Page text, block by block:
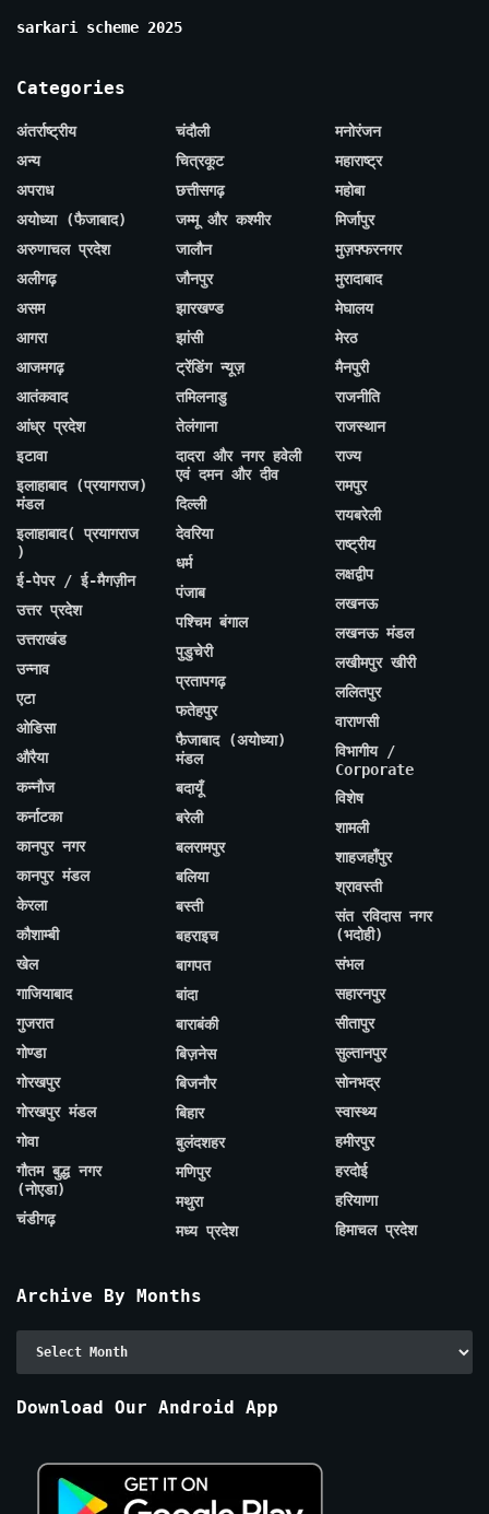
sarkari scheme 2025
Categories
अंतर्राष्ट्रीय
अन्य
अपराध
अयोध्या (फैजाबाद)
अरुणाचल प्रदेश
अलीगढ़
असम
आगरा
आजमगढ़
आतंकवाद
आंध्र प्रदेश
इटावा
इलाहाबाद (प्रयागराज)
मंडल
इलाहाबाद( प्रयागराज
)
ई-पेपर / ई-मैगज़ीन
उत्तर प्रदेश
उत्तराखंड
उन्नाव
एटा
ओडिसा
औरैया
कन्नौज
कर्नाटका
कानपुर नगर
कानपुर मंडल
केरला
कौशाम्बी
खेल
गाजियाबाद
गुजरात
गोण्डा
गोरखपुर
गोरखपुर मंडल
गोवा
गौतम बुद्ध नगर
(नोएडा)
चंडीगढ़
चंदौली
चित्रकूट
छत्तीसगढ़
जम्मू और कश्मीर
जालौन
जौनपुर
झारखण्ड
झांसी
ट्रेंडिंग न्यूज़
तमिलनाडु
तेलंगाना
दादरा और नगर हवेली
एवं दमन और दीव
दिल्ली
देवरिया
धर्म
पंजाब
पश्चिम बंगाल
पुडुचेरी
प्रतापगढ़
फतेहपुर
फैजाबाद (अयोध्या)
मंडल
बदायूँ
बरेली
बलरामपुर
बलिया
बस्ती
बहराइच
बागपत
बांदा
बाराबंकी
बिज़नेस
बिजनौर
बिहार
बुलंदशहर
मणिपुर
मथुरा
मध्य प्रदेश
मनोरंजन
महाराष्ट्र
महोबा
मिर्जापुर
मुज़फ्फरनगर
मुरादाबाद
मेघालय
मेरठ
मैनपुरी
राजनीति
राजस्थान
राज्य
रामपुर
रायबरेली
राष्ट्रीय
लक्षद्वीप
लखनऊ
लखनऊ मंडल
लखीमपुर खीरी
ललितपुर
वाराणसी
विभागीय /
Corporate
विशेष
शामली
शाहजहाँपुर
श्रावस्ती
संत रविदास नगर
(भदोही)
संभल
सहारनपुर
सीतापुर
सुल्तानपुर
सोनभद्र
स्वास्थ्य
हमीरपुर
हरदोई
हरियाणा
हिमाचल प्रदेश
Archive By Months
Download Our Android App